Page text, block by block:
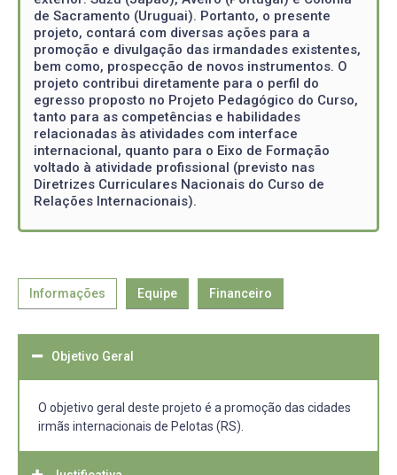
de Sacramento (Uruguai). Portanto, o presente
projeto, contará com diversas ações para a
promoção e divulgação das irmandades existentes,
bem como, prospecção de novos instrumentos. O
projeto contribui diretamente para o perfil do
egresso proposto no Projeto Pedagógico do Curso,
tanto para as competências e habilidades
relacionadas às atividades com interface
internacional, quanto para o Eixo de Formação
voltado à atividade profissional (previsto nas
Diretrizes Curriculares Nacionais do Curso de
Relações Internacionais).
Informações Equipe Financeiro
Objetivo Geral
O objetivo geral deste projeto é a promoção das cidades
irmãs internacionais de Pelotas (RS).